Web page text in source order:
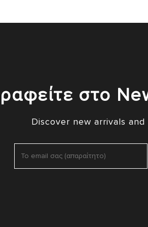
στο
Discover new arrivals and